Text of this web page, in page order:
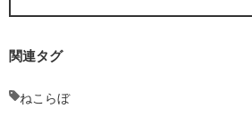
関連タグ
ねこらぼ